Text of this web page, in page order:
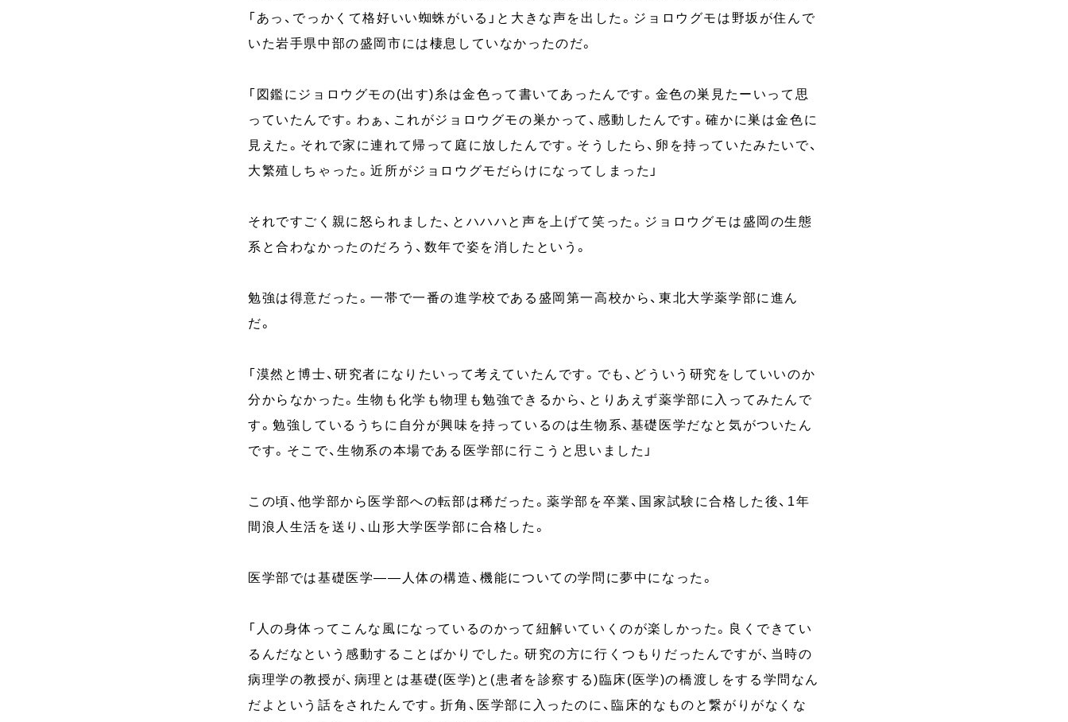
「あっ、でっかくて格好いい蜘蛛がいる」と大きな声を出した。ジョロウグモは野坂が住んで
いた岩手県中部の盛岡市には棲息していなかったのだ。
「図鑑にジョロウグモの(出す)糸は金色って書いてあったんです。金色の巣見たーいって思
っていたんです。わぁ、これがジョロウグモの巣かって、感動したんです。確かに巣は金色に
見えた。それで家に連れて帰って庭に放したんです。そうしたら、卵を持っていたみたいで、
大繁殖しちゃった。近所がジョロウグモだらけになってしまった」
それですごく親に怒られました、とハハハと声を上げて笑った。ジョロウグモは盛岡の生態
系と合わなかったのだろう、数年で姿を消したという。
勉強は得意だった。一帯で一番の進学校である盛岡第一高校から、東北大学薬学部に進ん
だ。
「漠然と博士、研究者になりたいって考えていたんです。でも、どういう研究をしていいのか
分からなかった。生物も化学も物理も勉強できるから、とりあえず薬学部に入ってみたんで
す。勉強しているうちに自分が興味を持っているのは生物系、基礎医学だなと気がついたん
です。そこで、生物系の本場である医学部に行こうと思いました」
この頃、他学部から医学部への転部は稀だった。薬学部を卒業、国家試験に合格した後、1年
間浪人生活を送り、山形大学医学部に合格した。
医学部では基礎医学——人体の構造、機能についての学問に夢中になった。
「人の身体ってこんな風になっているのかって紐解いていくのが楽しかった。良くできてい
るんだなという感動することばかりでした。研究の方に行くつもりだったんですが、当時の
病理学の教授が、病理とは基礎(医学)と(患者を診察する)臨床(医学)の橋渡しをする学問なん
だよという話をされたんです。折角、医学部に入ったのに、臨床的なものと繋がりがなくな